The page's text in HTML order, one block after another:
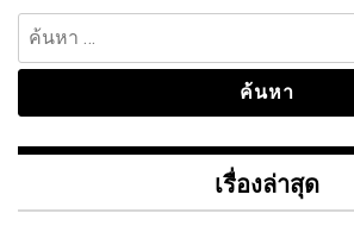
ค้นหา
สำหรับ:
เรื่องล่าสุด